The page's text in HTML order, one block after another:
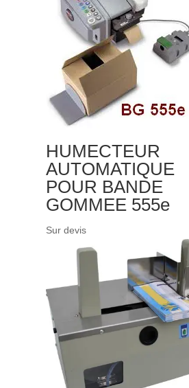
HUMECTEUR
AUTOMATIQUE
POUR BANDE
GOMMEE 555e
Sur devis